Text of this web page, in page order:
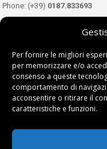
Per fornire le migliori
per memorizzare e/o
consenso a queste
comportamento di
acconsentire o ritirare il
caratteristiche e funzioni.
Phone: (+39) 0187.833693
349.3489333
Email:info@tdl.it